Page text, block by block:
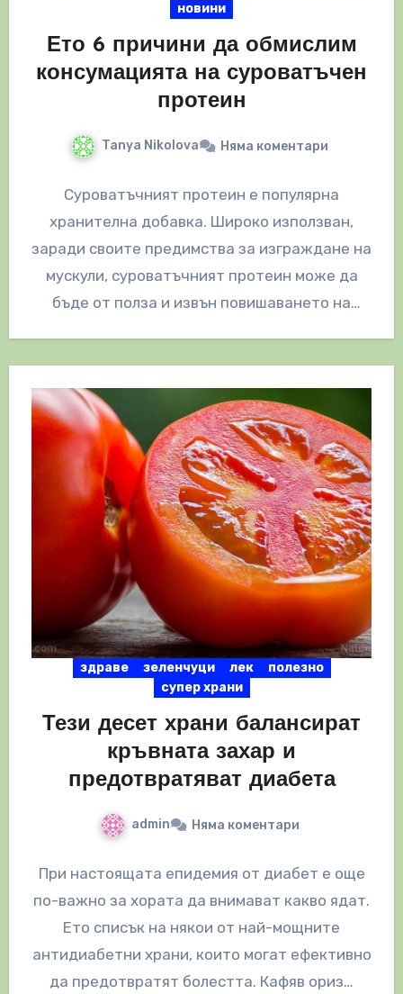
новини
Ето 6 причини да обмислим
консумацията на суроватъчен
протеин
Tanya Nikolova Няма коментари
Суроватъчният протеин е популярна
хранителна добавка. Широко използван,
заради своите предимства за изграждане на
мускули, суроватъчният протеин може да
бъде от полза и извън повишаването на
здраве зеленчуци лек
полезно
супер храни
Тези десет храни балансират
кръвната захар и
предотвратяват диабета
admin Няма коментари
При настоящата епидемия от диабет е още
по-важно за хората да внимават какво ядат.
Ето списък на някои от най-мощните
антидиабетни храни, които могат ефективно
да предотвратят болестта. Кафяв ориз…